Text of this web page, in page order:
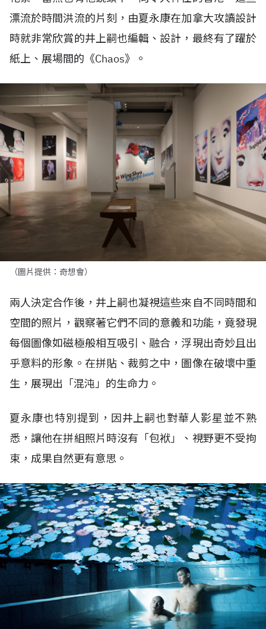
漂流於時間洪流的片刻，由夏永康在加拿大攻讀設計
時就非常欣賞的井上嗣也編輯、設計，最終有了躍於
紙上、展場間的《Chaos》。
（圖片提供：奇想會）
兩人決定合作後，井上嗣也凝視這些來自不同時間和
空間的照片，觀察著它們不同的意義和功能，竟發現
每個圖像如磁極般相互吸引、融合，浮現出奇妙且出
乎意料的形象。在拼貼、裁剪之中，圖像在破壞中重
生，展現出「混沌」的生命力。
夏永康也特別提到，因井上嗣也對華人影星並不熟
悉，讓他在拼組照片時沒有「包袱」、視野更不受拘
束，成果自然更有意思。